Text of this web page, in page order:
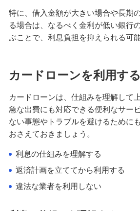
カードローンは土日も利用で
借りるポイント、注意点を解説
消費者金融とは？初めての方
リット・デメリット、利用の流
借金が返せないとどうなる？
行為も解説
える方法も解説
や審査を受ける際のポイントを
特に、借入金額が大きい場合や長期
る場合は、なるべく金利が低い銀行
ぶことで、利息負担を抑えられる可
カードローンを利用す
カードローンは、仕組みを理解して
急な出費にも対応できる便利なサー
ない事態やトラブルを避けるために
おさえておきましょう。
利息の仕組みを理解する
返済計画を立ててから利用する
違法な業者を利用しない